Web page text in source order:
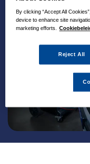
By clicking “Accept All
device to enhance site
marketing efforts.
Reject All